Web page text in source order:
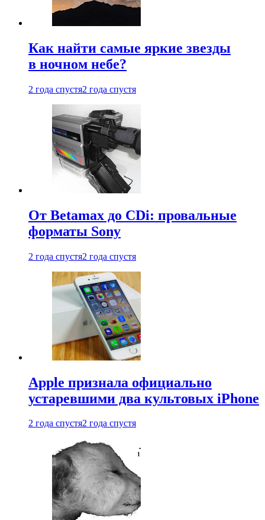
Как найти самые яркие звезды
в ночном небе?
2 года спустя2 года спустя
От Betamax до CDi: провальные
форматы Sony
2 года спустя2 года спустя
Apple признала официально
устаревшими два культовых iPhone
2 года спустя2 года спустя